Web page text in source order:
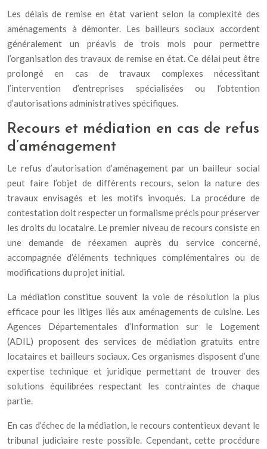
Les délais de remise en état varient selon la complexité des
aménagements à démonter. Les bailleurs sociaux accordent
généralement un préavis de trois mois pour permettre
l’organisation des travaux de remise en état. Ce délai peut être
prolongé en cas de travaux complexes nécessitant
l’intervention d’entreprises spécialisées ou l’obtention
d’autorisations administratives spécifiques.
Recours et médiation en cas de refus
d’aménagement
Le refus d’autorisation d’aménagement par un bailleur social
peut faire l’objet de différents recours, selon la nature des
travaux envisagés et les motifs invoqués. La procédure de
contestation doit respecter un formalisme précis pour préserver
les droits du locataire. Le premier niveau de recours consiste en
une demande de réexamen auprès du service concerné,
accompagnée d’éléments techniques complémentaires ou de
modifications du projet initial.
La médiation constitue souvent la voie de résolution la plus
efficace pour les litiges liés aux aménagements de cuisine. Les
Agences Départementales d’Information sur le Logement
(ADIL) proposent des services de médiation gratuits entre
locataires et bailleurs sociaux. Ces organismes disposent d’une
expertise technique et juridique permettant de trouver des
solutions équilibrées respectant les contraintes de chaque
partie.
En cas d’échec de la médiation, le recours contentieux devant le
tribunal judiciaire reste possible. Cependant, cette procédure